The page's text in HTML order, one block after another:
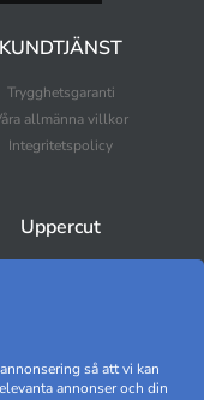
KUNDTJÄNST
Trygghetsgaranti
allmänna villkor
Integritetspolicy
Uppercut
Black Fridayså att vi kan
annonser och din